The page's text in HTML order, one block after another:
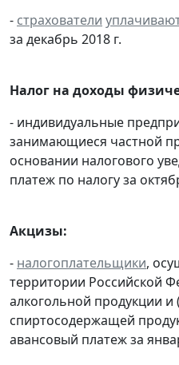
- страхователи
за декабрь 2018 г.
Налог на доходы
- индивидуальные
занимающиеся частной
основании налогового
платеж по налогу за
Акцизы:
- налогоплательщики,
территории Российской
алкогольной продукции и
спиртосодержащей
авансовый платеж за